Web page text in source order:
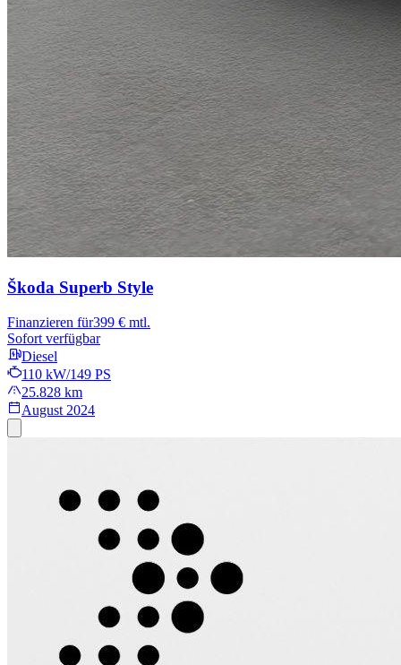
Škoda Superb Style
Finanzieren für399 € mtl.
Sofort verfügbar
Diesel
110 kW/149 PS
25.828 km
August 2024